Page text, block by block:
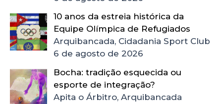
10 anos da estreia histórica da
Equipe Olímpica de Refugiados
Arquibancada, Cidadania Sport Club
6 de agosto de 2026
Bocha: tradição esquecida ou
esporte de integração?
Apita o Árbitro, Arquibancada